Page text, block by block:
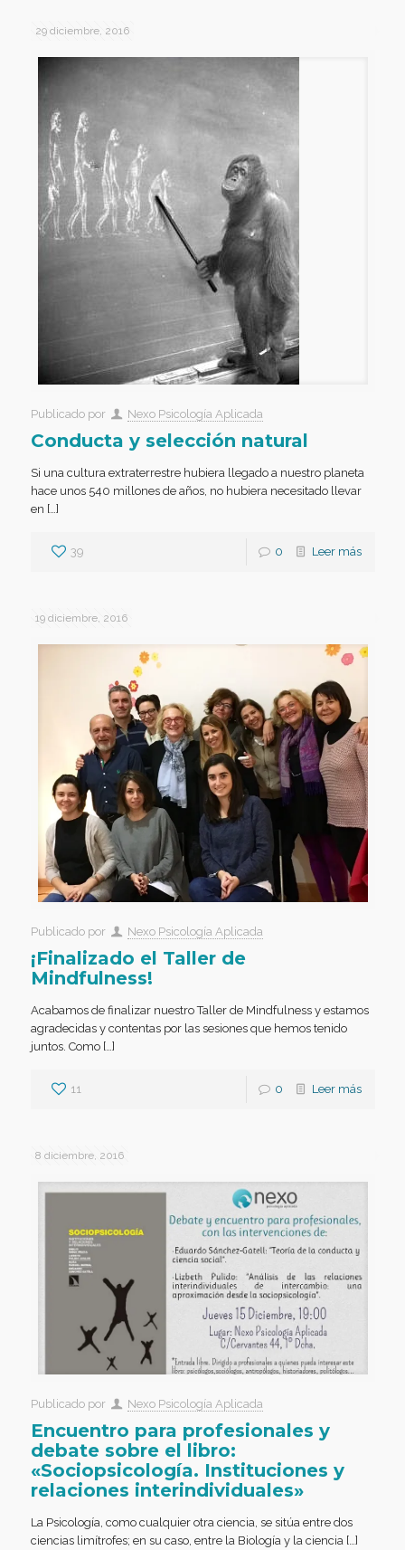
29 diciembre, 2016
Publicado por Nexo Psicología Aplicada
Conducta y selección natural
Si una cultura extraterrestre hubiera llegado a nuestro planeta
hace unos 540 millones de años, no hubiera necesitado llevar
en […]
39 0 Leer más
19 diciembre, 2016
Publicado por Nexo Psicología Aplicada
¡Finalizado el Taller de
Mindfulness!
Acabamos de finalizar nuestro Taller de Mindfulness y estamos
agradecidas y contentas por las sesiones que hemos tenido
juntos. Como […]
11 0 Leer más
8 diciembre, 2016
Publicado por Nexo Psicología Aplicada
Encuentro para profesionales y
debate sobre el libro:
«Sociopsicología. Instituciones y
relaciones interindividuales»
La Psicología, como cualquier otra ciencia, se sitúa entre dos
ciencias limítrofes; en su caso, entre la Biología y la ciencia […]